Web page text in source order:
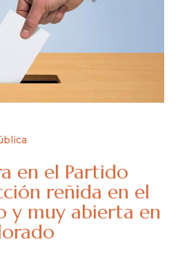
en el Partido
reñida en el
y muy abierta en